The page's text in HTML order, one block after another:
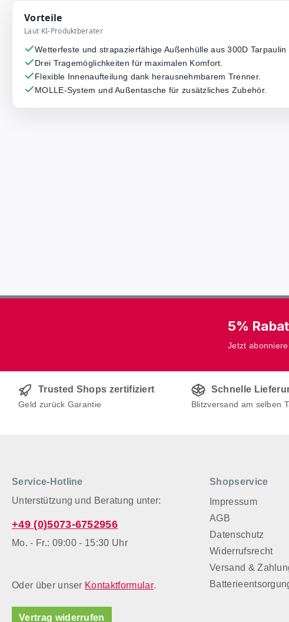
Vorteile
Laut KI-Produktberater
Wetterfeste und strapazierfähige Außenhülle aus 300D Tarpaulin
Drei Tragemöglichkeiten für maximalen Komfort.
Flexible Innenaufteilung dank herausnehmbarem Trenner.
MOLLE-System und Außentasche für zusätzliches Zubehör.
5%
Jetzt
Trusted Shops zertifiziert
Geld zurück Garantie
Schnelle
Blitzversand am selben
Service-Hotline
Unterstützung und Beratung unter:
+49 (0)5073-6752956
Mo. - Fr.: 09:00 - 15:30 Uhr
Oder über unser Kontaktformular.
Vertrag widerrufen
Shopservice
Impressum
AGB
Datenschutz
Widerrufsrecht
Versand &